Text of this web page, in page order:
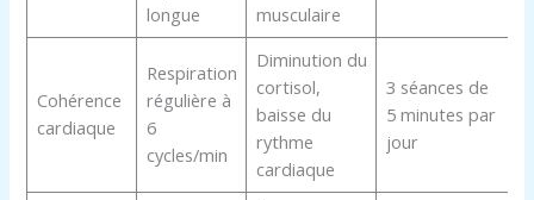
longue
musculaire
Cohérence
cardiaque
Respiration
régulière à
6
cycles/min
Diminution du
cortisol,
baisse du
rythme
cardiaque
3 séances de
5 minutes par
jour